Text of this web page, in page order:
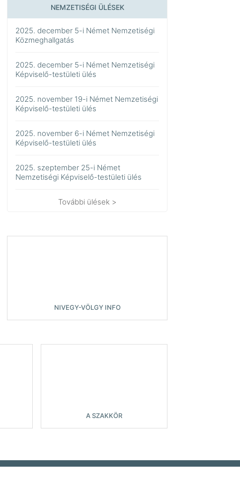
NEMZETISÉGI ÜLÉSEK
2025. december 5-i Német Nemzetiségi
Közmeghallgatás
2025. december 5-i Német Nemzetiségi
Képviselő-testületi ülés
2025. november 19-i Német Nemzetiségi
Képviselő-testületi ülés
2025. november 6-i Német Nemzetiségi
Képviselő-testületi ülés
2025. szeptember 25-i Német
Nemzetiségi Képviselő-testületi ülés
További ülések >
NIVEGY-VÖLGY INFO
A SZAKKÖR